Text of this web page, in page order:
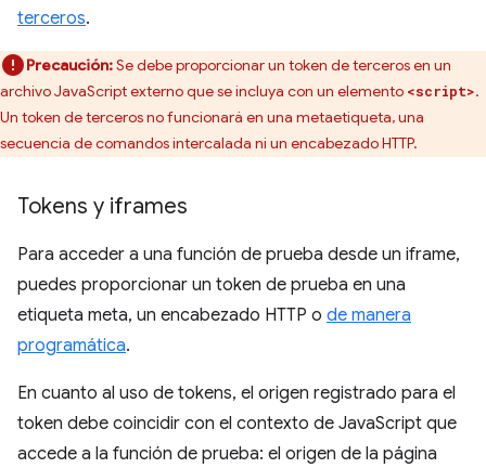
terceros.
Precaución:Se debe proporcionar un token de terceros en un
archivo JavaScript externo que se incluya con un elemento <script>.
Un token de terceros no funcionará en una metaetiqueta, una
secuencia de comandos intercalada ni un encabezado HTTP.
Tokens y iframes
Para acceder a una función de prueba desde un iframe,
puedes proporcionar un token de prueba en una
etiqueta meta, un encabezado HTTP o de manera
programática.
En cuanto al uso de tokens, el origen registrado para el
token debe coincidir con el contexto de JavaScript que
accede a la función de prueba: el origen de la página